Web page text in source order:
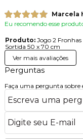
Marcela
Eu recomendo esse
Produto:Jogo 2 Fronhas
Sortida 50 x 70 cm
Ver mais avaliações
Perguntas
Faça uma pergunta sobre